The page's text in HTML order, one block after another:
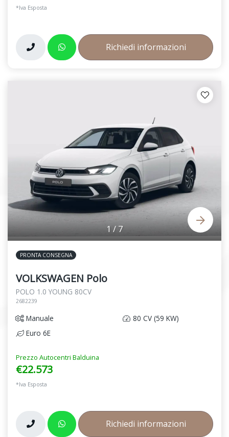
*Iva Esposta
Richiedi informazioni
1/7
PRONTA CONSEGNA
VOLKSWAGEN Polo
POLO 1.0 YOUNG 80CV
2682239
Manuale
80 CV (59 KW)
Euro 6E
Prezzo Autocentri Balduina
€22.573
*Iva Esposta
Richiedi informazioni